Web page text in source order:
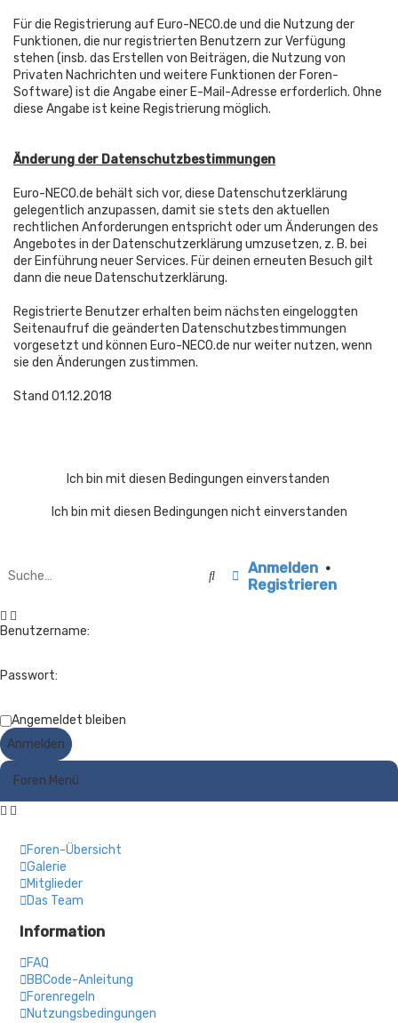
Für die Registrierung auf Euro-NECO.de und die Nutzung der
Funktionen, die nur registrierten Benutzern zur Verfügung
stehen (insb. das Erstellen von Beiträgen, die Nutzung von
Privaten Nachrichten und weitere Funktionen der Foren-
Software) ist die Angabe einer E-Mail-Adresse erforderlich. Ohne
diese Angabe ist keine Registrierung möglich.
Änderung der Datenschutzbestimmungen
Euro-NECO.de behält sich vor, diese Datenschutzerklärung
gelegentlich anzupassen, damit sie stets den aktuellen
rechtlichen Anforderungen entspricht oder um Änderungen des
Angebotes in der Datenschutzerklärung umzusetzen, z. B. bei
der Einführung neuer Services. Für deinen erneuten Besuch gilt
dann die neue Datenschutzerklärung.
Registrierte Benutzer erhalten beim nächsten eingeloggten
Seitenaufruf die geänderten Datenschutzbestimmungen
vorgesetzt und können Euro-NECO.de nur weiter nutzen, wenn
sie den Änderungen zustimmen.
Stand 01.12.2018
SucheErweiterte Suche
Anmelden •
Registrieren
Benutzername:
Passwort:
Angemeldet bleiben
Foren Menü
Foren-Übersicht
Galerie
Mitglieder
Das Team
Information
FAQ
BBCode-Anleitung
Forenregeln
Nutzungsbedingungen